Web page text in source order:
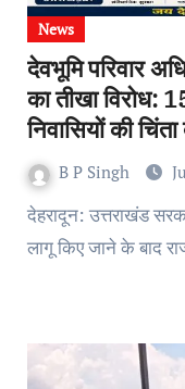
News
देवभूमि परिवार
का तीखा विरोध:
निवासियों की
साजिश तो नहीं?
B P Singh
देहरादून: उत्तराखंड सरकार द्वारा देवभूमि परिवार अधिनियम 2026
लागू किए जाने के बाद